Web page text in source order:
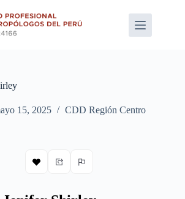
15, 2025 CDD Región Centro